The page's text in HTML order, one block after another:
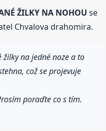
ŽILKY NA NOHOU se
Chvalova drahomira.
na jedné noze a to
což se projevuje
poraďte co s tím.